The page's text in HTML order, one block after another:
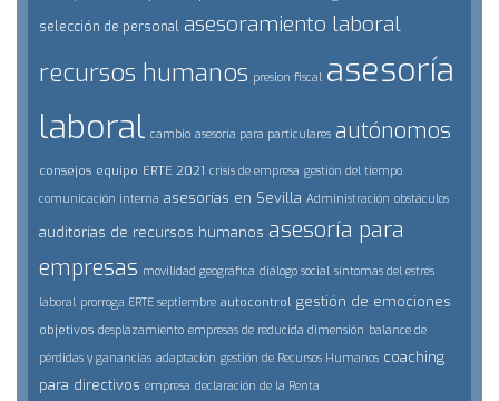
selección de personal asesoramiento laboral
recursos humanos presion fiscal asesoría
laboral cambio asesoría para particulares autónomos
consejos equipo ERTE 2021 crisis de empresa gestión del tiempo
comunicación interna asesorías en Sevilla Administración obstáculos
auditorías de recursos humanos asesoría para
empresas movilidad geográfica diálogo social síntomas del estrés
laboral prorroga ERTE septiembre autocontrol gestión de emociones
objetivos desplazamiento empresas de reducida dimensión balance de
pérdidas y ganancias adaptación gestión de Recursos Humanos coaching
para directivos empresa declaración de la Renta